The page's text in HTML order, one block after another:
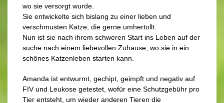
wo sie versorgt wurde.
Sie entwickelte sich bislang zu einer lieben und
verschmusten Katze, die gerne umhertollt.
Nun ist sie nach ihrem schweren Start ins Leben auf der
suche nach einem liebevollen Zuhause, wo sie in ein
schönes Katzenleben starten kann.
Amanda ist entwurmt, gechipt, geimpft und negativ auf
FIV und Leukose getestet, wofür eine Schutzgebühr pro
Tier entsteht, um wieder anderen Tieren die